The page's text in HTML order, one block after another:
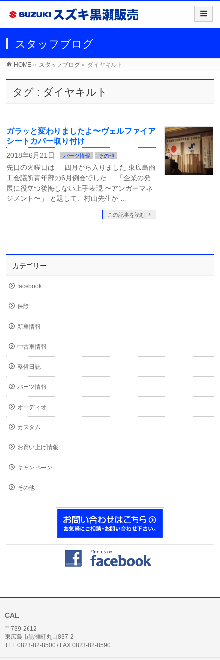
スタッフブログ
HOME » スタッフブログ » ダイヤキルト
タグ : ダイヤキルト
ガラッと変わりましたよ〜ヴェルファイア
シートカバー取り付け
2018年6月21日 パーツ情報 その他
先日の火曜日は 四月から入りました 東広島商
工会議所青年部の6月例会でした 「企業の発
展に役立つ後悔しない上手表現 〜アンガーマネ
ジメント〜」 と題して、村山先生か …
この記事を読む
カテゴリー
facebook
保険
新車情報
中古車情報
整備日誌
パーツ情報
オーディオ
カスタム
お買い上げ情報
キャンペーン
その他
CAL
〒739-2612
東広島市黒瀬町丸山837-2
TEL:0823-82-8500 / FAX:0823-82-8590